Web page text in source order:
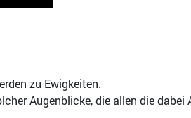
zu Ewigkeiten.
Augenblicke, die allen die